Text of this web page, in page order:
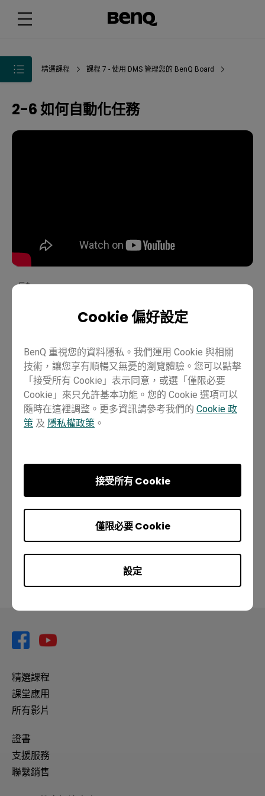
Cookie 偏好設定
BenQ 重視您的資料隱私。我們運用 Cookie 與相關
技術，讓您享有順暢又無憂的瀏覽體驗。您可以點擊
「接受所有 Cookie」表示同意，或選「僅限必要
Cookie」來只允許基本功能。您的 Cookie 選項可以
隨時在這裡調整。更多資訊請參考我們的 Cookie 政
策 及 隱私權政策 。
設定
僅限必要 Cookie
接受所有 Cookie
精選課程 課程 7 - 使用 DMS 管理您的 BenQ Board
2-6 如何自動化任務
DMS Pro RP02 Pro RP03
Essential RE03
這個有幫助嗎？
精選課程
課堂應用
所有影片
證書
支援服務
聯繫銷售